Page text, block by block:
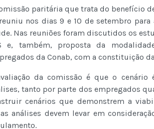
paritária que trata do benefício
nos dias 9 e 10 de setembro
Nas reuniões foram discutidos os
e, também, proposta da
da Conab, com a constituição
da comissão é que o
tanto por parte dos empregados
cenários que demonstrem a
análises devem levar em